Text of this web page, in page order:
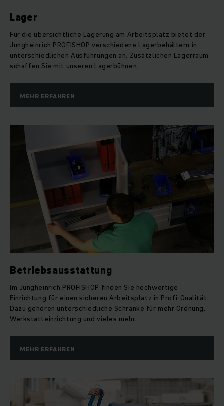
Lager
Für die übersichtliche Lagerung am Arbeitsplatz bietet der
Jungheinrich PROFISHOP verschiedene Lagerbehältern in
unterschiedlichen Ausführungen an. Zusätzlichen Lagerraum
schaffen Sie mit unseren Lagerbühnen.
MEHR ERFAHREN
Betriebsausstattung
Im Jungheinrich PROFISHOP finden Sie hochwertige
Einrichtung für einen sicheren Arbeitsplatz in Profi-Qualität.
Dazu gehören unterschiedliche Schränke für mehr Ordnung,
Werkstatteinrichtung und vieles mehr.
MEHR ERFAHREN